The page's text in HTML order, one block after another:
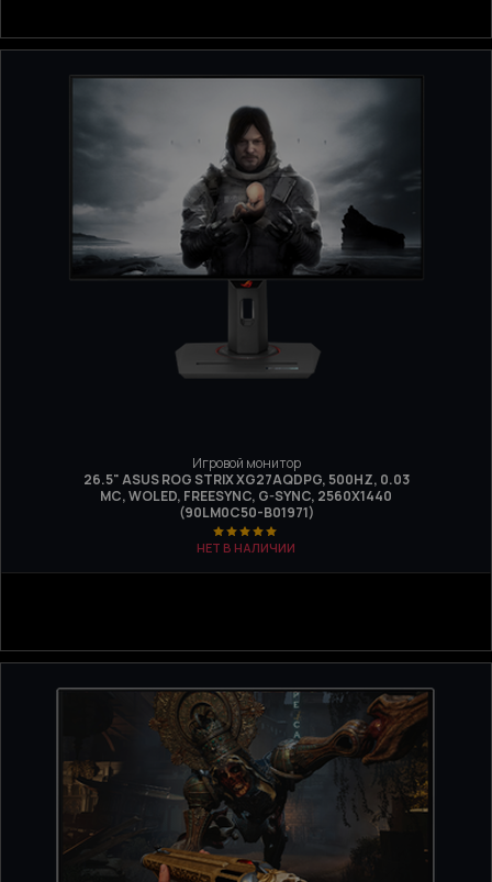
Игровой монитор
26.5" ASUS ROG STRIX XG27AQDPG, 500HZ, 0.03
МС, WOLED, FREESYNC, G-SYNC, 2560X1440
(90LM0C50-B01971)
НЕТ В НАЛИЧИИ